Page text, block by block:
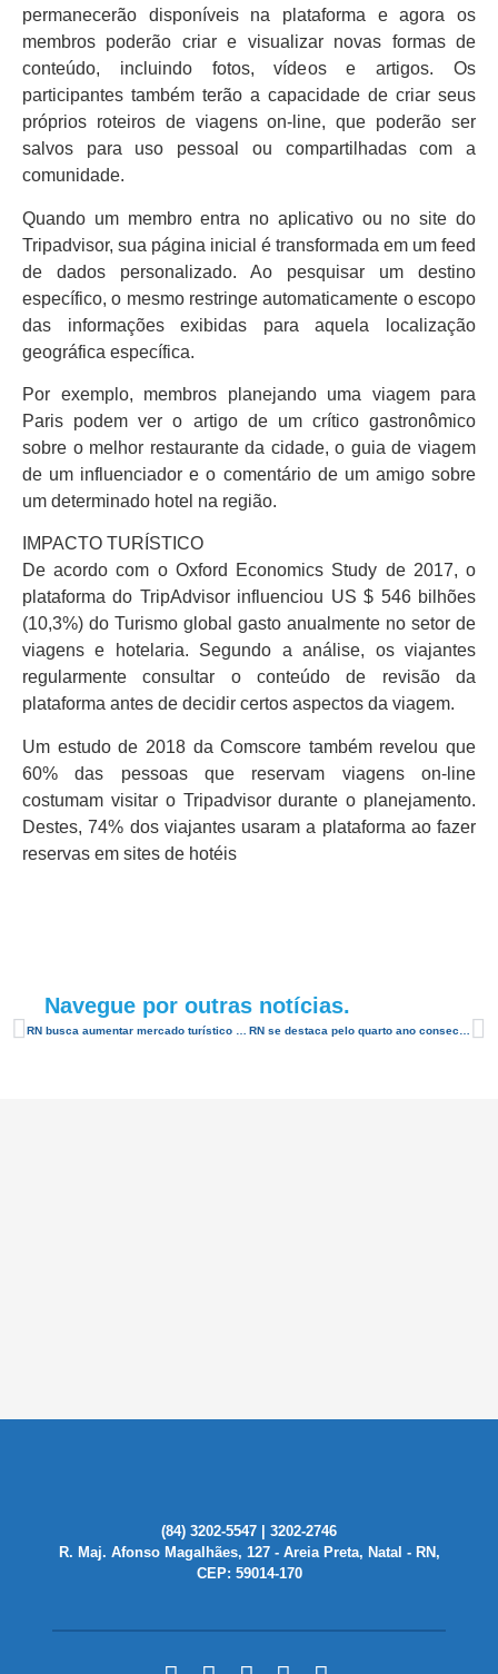
permanecerão disponíveis na plataforma e agora os
membros poderão criar e visualizar novas formas de
conteúdo, incluindo fotos, vídeos e artigos. Os
participantes também terão a capacidade de criar seus
próprios roteiros de viagens on-line, que poderão ser
salvos para uso pessoal ou compartilhadas com a
comunidade.
Quando um membro entra no aplicativo ou no site do
Tripadvisor, sua página inicial é transformada em um feed
de dados personalizado. Ao pesquisar um destino
específico, o mesmo restringe automaticamente o escopo
das informações exibidas para aquela localização
geográfica específica.
Por exemplo, membros planejando uma viagem para
Paris podem ver o artigo de um crítico gastronômico
sobre o melhor restaurante da cidade, o guia de viagem
de um influenciador e o comentário de um amigo sobre
um determinado hotel na região.
IMPACTO TURÍSTICO
De acordo com o Oxford Economics Study de 2017, o
plataforma do TripAdvisor influenciou US $ 546 bilhões
(10,3%) do Turismo global gasto anualmente no setor de
viagens e hotelaria. Segundo a análise, os viajantes
regularmente consultar o conteúdo de revisão da
plataforma antes de decidir certos aspectos da viagem.
Um estudo de 2018 da Comscore também revelou que
60% das pessoas que reservam viagens on-line
costumam visitar o Tripadvisor durante o planejamento.
Destes, 74% dos viajantes usaram a plataforma ao fazer
reservas em sites de hotéis
Navegue por outras notícias.
(84) 3202-5547 | 3202-2746
R. Maj. Afonso Magalhães, 127 - Areia Preta, Natal - RN,
CEP: 59014-170